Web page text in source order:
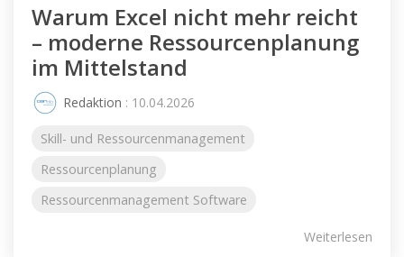
Warum Excel nicht mehr reicht
– moderne Ressourcenplanung
im Mittelstand
Redaktion : 10.04.2026
Skill- und Ressourcenmanagement
Ressourcenplanung
Ressourcenmanagement Software
Weiterlesen